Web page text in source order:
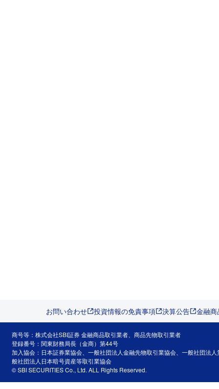
お問い合わせ 投資情報の免責事項 決算公告 金融
商号等：株式会社SBI証券 金融商品取引業者、商品先物取引業者
登録番号：関東財務局長（金商）第44号
加入協会：日本証券業協会、一般社団法人金融先物取引業協会、一般社団法
般社団法人日本暗号資産等取引業協会
© SBI SECURITIES Co., Ltd. ALL Rights Reserved.